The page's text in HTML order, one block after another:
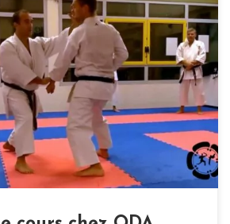
raison de l’instauration d’un couvre-
parfois difficile de s’entrainer en fin
salles sont fermées, et celles qui
pas forcément des créneaux
Mais il est important de continuer
[…]